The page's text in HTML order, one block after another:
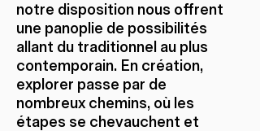
notre disposition nous offrent
une panoplie de possibilités
allant du traditionnel au plus
contemporain. En création,
explorer passe par de
nombreux chemins, où les
étapes se chevauchent et